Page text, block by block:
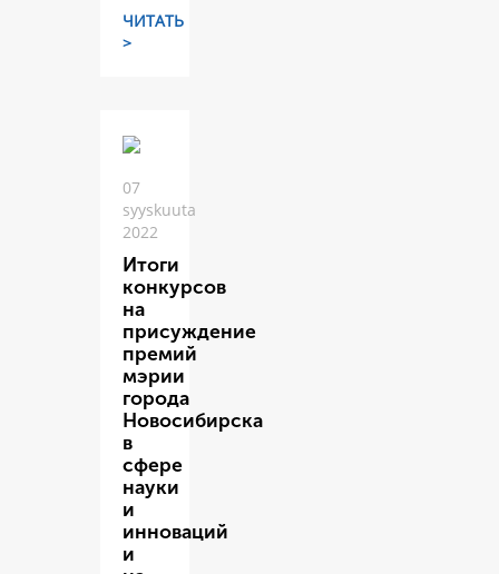
ЧИТАТЬ
>
07
syyskuuta
2022
Итоги
конкурсов
на
присуждение
премий
мэрии
города
Новосибирска
в
сфере
науки
и
инноваций
и